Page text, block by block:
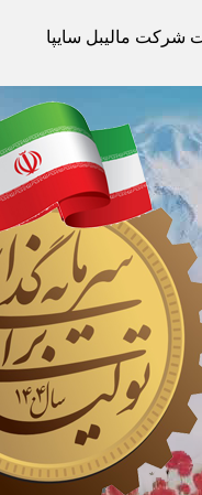
شرکت مالیبل سایپا